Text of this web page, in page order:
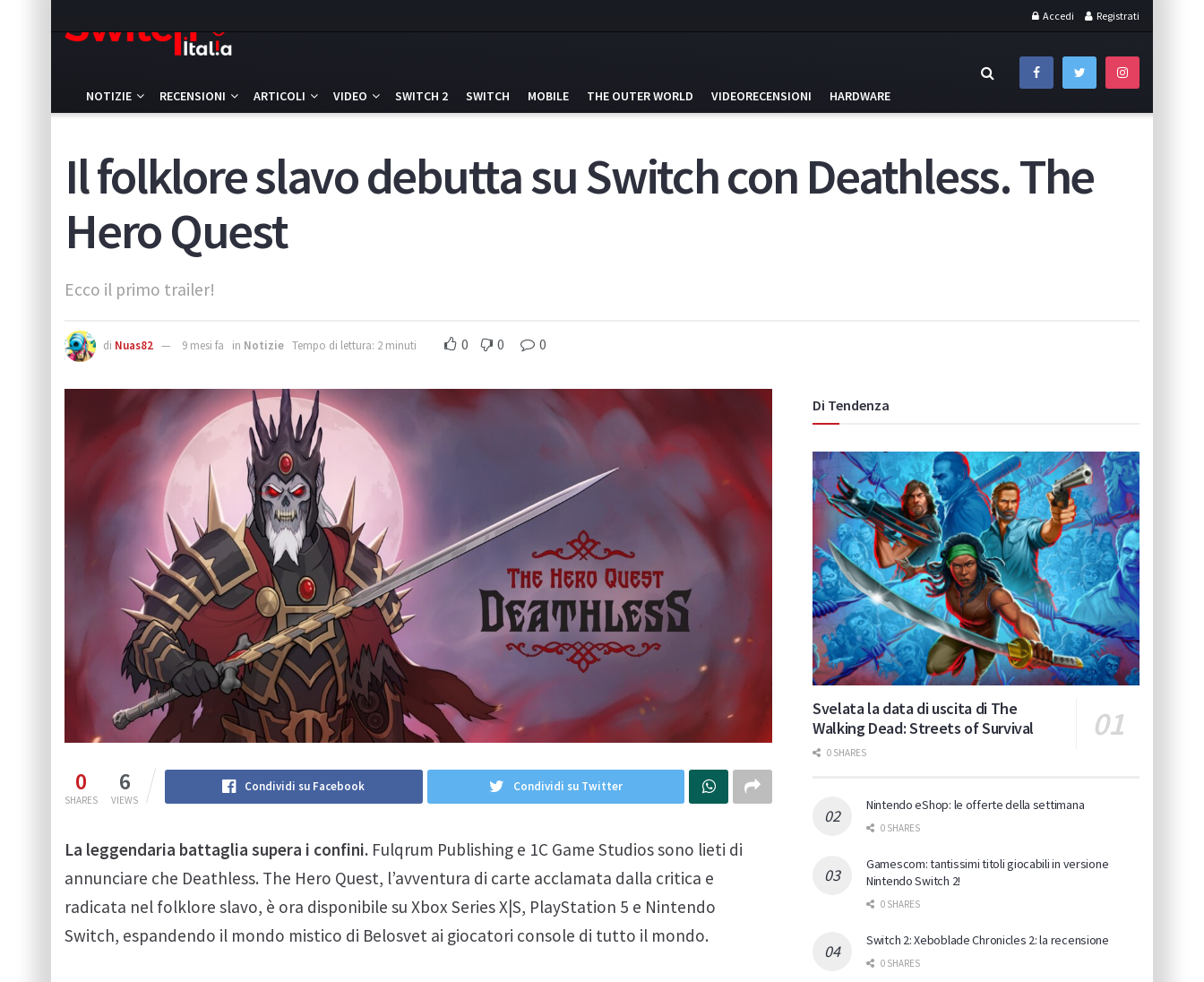
Accedi Registrati
NOTIZIE RECENSIONI ARTICOLI VIDEO SWITCH 2 SWITCH MOBILE THE OUTER WORLD VIDEORECENSIONI HARDWARE
Il folklore slavo debutta su Switch con Deathless. The
Hero Quest
Ecco il primo trailer!
di Nuas82 9 mesi fa in Notizie Tempo di lettura: 2 minuti 0 0 0
0
SHARES
6
VIEWS
Condividi su Facebook Condividi su Twitter
La leggendaria battaglia supera i confini. Fulqrum Publishing e 1C Game Studios sono lieti di
annunciare che Deathless. The Hero Quest, l’avventura di carte acclamata dalla critica e
radicata nel folklore slavo, è ora disponibile su Xbox Series X|S, PlayStation 5 e Nintendo
Switch, espandendo il mondo mistico di Belosvet ai giocatori console di tutto il mondo.
Di Tendenza
Svelata la data di uscita di The
Walking Dead: Streets of Survival
0 SHARES
Nintendo eShop: le offerte della settimana
0 SHARES
Gamescom: tantissimi titoli giocabili in versione
Nintendo Switch 2!
0 SHARES
Switch 2: Xeboblade Chronicles 2: la recensione
0 SHARES